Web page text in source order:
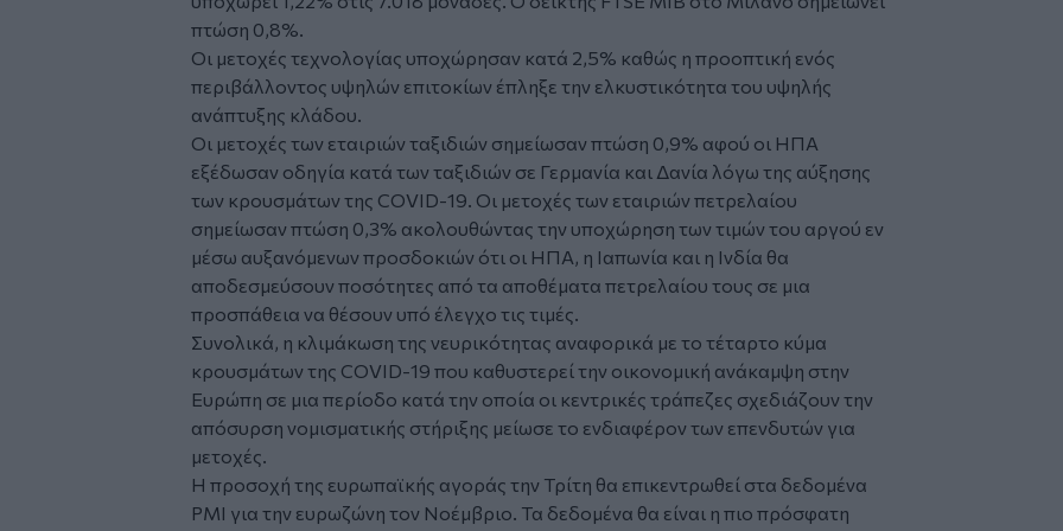
πτώση 0,8%.
Οι μετοχές τεχνολογίας υποχώρησαν κατά 2,5% καθώς η προοπτική ενός
περιβάλλοντος υψηλών επιτοκίων έπληξε την ελκυστικότητα του υψηλής
ανάπτυξης κλάδου.
Οι μετοχές των εταιριών ταξιδιών σημείωσαν πτώση 0,9% αφού οι ΗΠΑ
εξέδωσαν οδηγία κατά των ταξιδιών σε Γερμανία και Δανία λόγω της αύξησης
των κρουσμάτων της COVID-19. Οι μετοχές των εταιριών πετρελαίου
σημείωσαν πτώση 0,3% ακολουθώντας την υποχώρηση των τιμών του αργού εν
μέσω αυξανόμενων προσδοκιών ότι οι ΗΠΑ, η Ιαπωνία και η Ινδία θα
αποδεσμεύσουν ποσότητες από τα αποθέματα πετρελαίου τους σε μια
προσπάθεια να θέσουν υπό έλεγχο τις τιμές.
Συνολικά, η κλιμάκωση της νευρικότητας αναφορικά με το τέταρτο κύμα
κρουσμάτων της COVID-19 που καθυστερεί την οικονομική ανάκαμψη στην
Ευρώπη σε μια περίοδο κατά την οποία οι κεντρικές τράπεζες σχεδιάζουν την
απόσυρση νομισματικής στήριξης μείωσε το ενδιαφέρον των επενδυτών για
μετοχές.
Η προσοχή της ευρωπαϊκής αγοράς την Τρίτη θα επικεντρωθεί στα δεδομένα
PMI για την ευρωζώνη τον Νοέμβριο. Τα δεδομένα θα είναι η πιο πρόσφατη